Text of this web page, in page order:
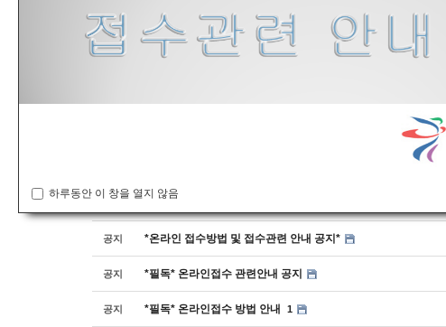
공지 *온라인 접수방법 및 접수관련 안내 공지*
공지 *필독* 온라인접수 관련안내 공지
공지 *필독* 온라인접수 방법 안내 1
하루동안 이 창을 열지 않음